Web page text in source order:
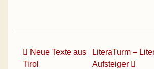
Beitrags-
Neue Texte aus
Tirol
LiteraTurm –
Aufsteiger